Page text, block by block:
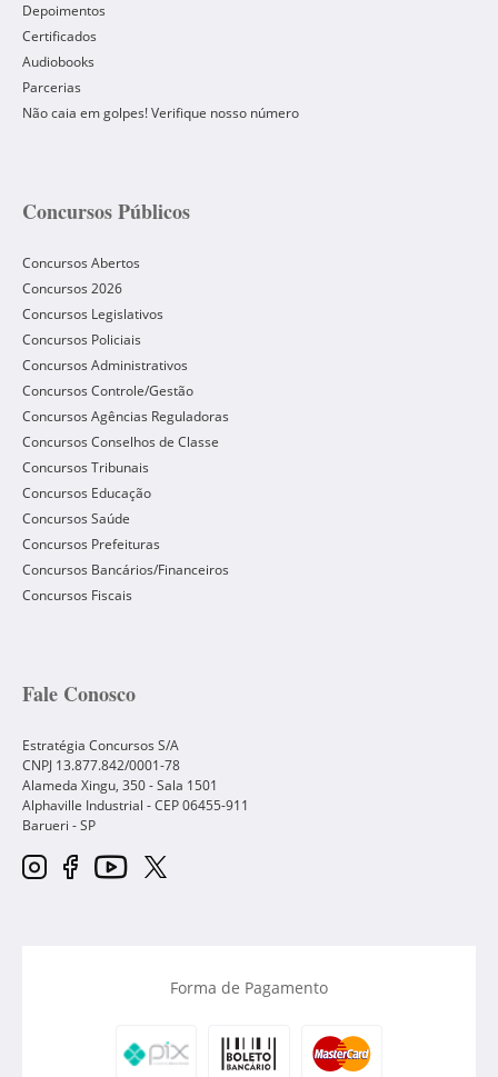
Depoimentos
Certificados
Audiobooks
Parcerias
Não caia em golpes! Verifique nosso número
Concursos Públicos
Concursos Abertos
Concursos 2026
Concursos Legislativos
Concursos Policiais
Concursos Administrativos
Concursos Controle/Gestão
Concursos Agências Reguladoras
Concursos Conselhos de Classe
Concursos Tribunais
Concursos Educação
Concursos Saúde
Concursos Prefeituras
Concursos Bancários/Financeiros
Concursos Fiscais
Fale Conosco
Estratégia Concursos S/A
CNPJ 13.877.842/0001-78
Alameda Xingu, 350 - Sala 1501
Alphaville Industrial - CEP06455-911
Barueri -SP
Forma de Pagamento